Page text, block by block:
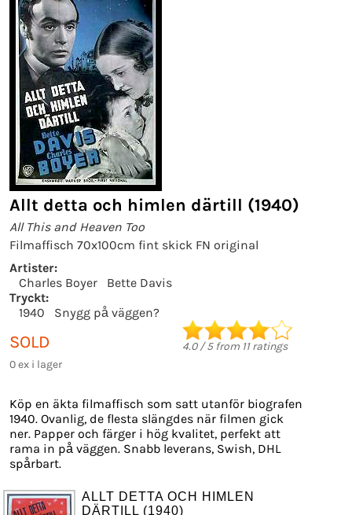
Allt detta och himlen därtill (1940)
All This and Heaven Too
Filmaffisch 70x100cm fint skick FN original
Artister:
Charles Boyer
Bette Davis
Tryckt:
1940
Snygg på väggen?
SOLD
0 ex i lager
4.0/5from 11ratings
Köp en äkta filmaffisch som satt utanför biografen
1940. Ovanlig, de flesta slängdes när filmen gick
ner. Papper och färger i hög kvalitet, perfekt att
rama in på väggen. Snabb leverans, Swish, DHL
spårbart.
ALLT DETTA OCH HIMLEN
DÄRTILL (1940)